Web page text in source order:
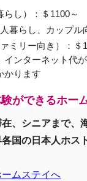
らし）：＄1100～
暮らし、カップル
ミリー向き）：＄
ンターネット代が
かります
ができるホー
、シニアまで、
国の日本人ホス
ムステイへ